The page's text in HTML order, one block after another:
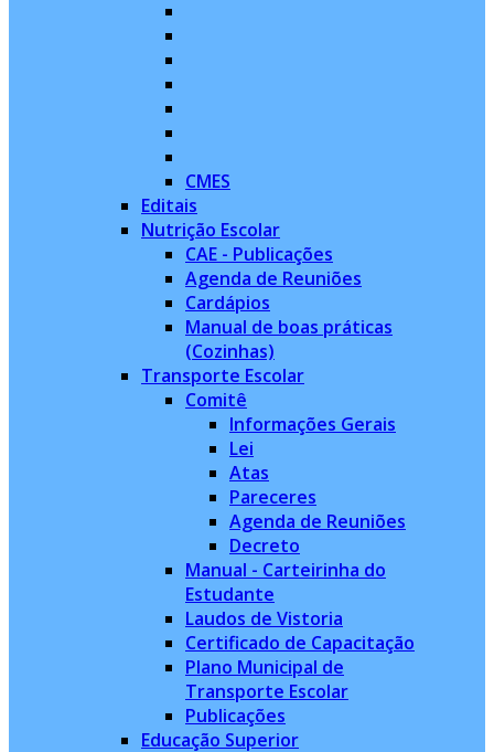
CMES
Editais
Nutrição Escolar
CAE - Publicações
Agenda de Reuniões
Cardápios
Manual de boas práticas
(Cozinhas)
Transporte Escolar
Comitê
Informações Gerais
Lei
Atas
Pareceres
Agenda de Reuniões
Decreto
Manual - Carteirinha do
Estudante
Laudos de Vistoria
Certificado de Capacitação
Plano Municipal de
Transporte Escolar
Publicações
Educação Superior